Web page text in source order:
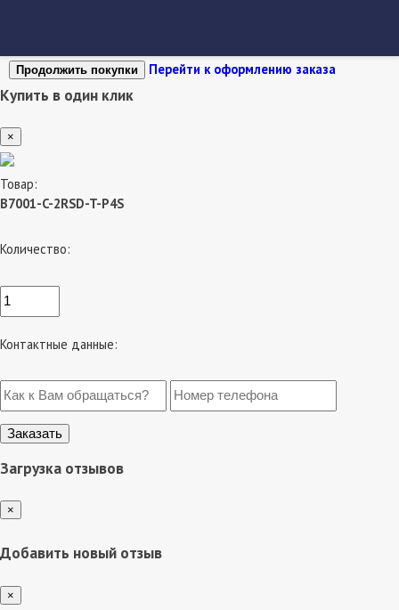
Продолжить покупки Перейти к оформлению заказа
Купить в один клик
×
Товар:
B7001-C-2RSD-T-P4S
Количество:
Контактные данные:
Загрузка отзывов
×
Добавить новый отзыв
×